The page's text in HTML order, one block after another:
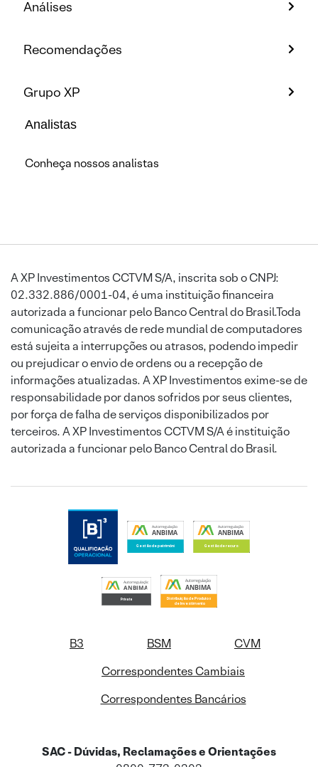
Análises
Recomendações
Grupo XP
Analistas
Conheça nossos analistas
A XP Investimentos CCTVM S/A, inscrita sob o CNPJ:
02.332.886/0001-04, é uma instituição financeira
autorizada a funcionar pelo Banco Central do Brasil.Toda
comunicação através de rede mundial de computadores
está sujeita a interrupções ou atrasos, podendo impedir
ou prejudicar o envio de ordens ou a recepção de
informações atualizadas. A XP Investimentos exime-se de
responsabilidade por danos sofridos por seus clientes,
por força de falha de serviços disponibilizados por
terceiros. A XP Investimentos CCTVM S/A é instituição
autorizada a funcionar pelo Banco Central do Brasil.
B3 BSM
CVM
Correspondentes Cambiais
Correspondentes Bancários
SAC - Dúvidas, Reclamações e Orientações